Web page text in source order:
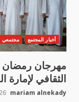
أخبار المجتمع مجتمعي
مهرجان رمضان
الثقافي لإمارة
mariam alnekady
26